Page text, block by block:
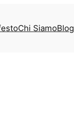
Chi SiamoBlog